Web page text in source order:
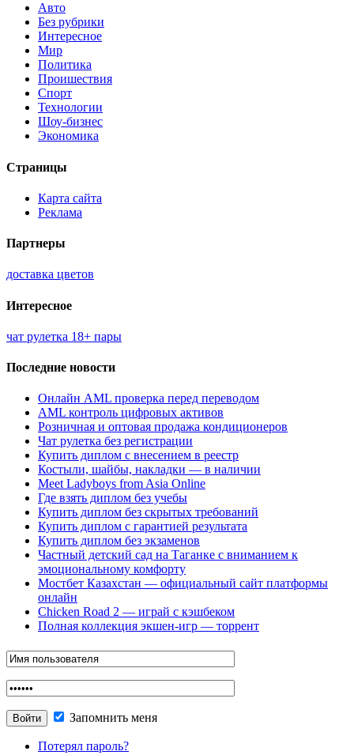
Авто
Без рубрики
Интересное
Мир
Политика
Проишествия
Спорт
Технологии
Шоу-бизнес
Экономика
Страницы
Карта сайта
Реклама
Партнеры
доставка цветов
Интересное
чат рулетка 18+ пары
Последние новости
Онлайн AML проверка перед переводом
AML контроль цифровых активов
Розничная и оптовая продажа кондиционеров
Чат рулетка без регистрации
Купить диплом с внесением в реестр
Костыли, шайбы, накладки — в наличии
Meet Ladyboys from Asia Online
Где взять диплом без учебы
Купить диплом без скрытых требований
Купить диплом с гарантией результата
Купить диплом без экзаменов
Частный детский сад на Таганке с вниманием к
эмоциональному комфорту
Мостбет Казахстан — официальный сайт платформы
онлайн
Chicken Road 2 — играй с кэшбеком
Полная коллекция экшен-игр — торрент
Запомнить меня
Потерял пароль?